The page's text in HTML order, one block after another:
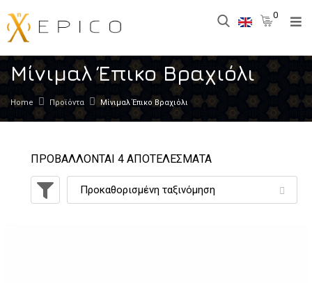
0
Μίνιμαλ Έπικο Βραχιόλι
Home Προϊόντα Μίνιμαλ Έπικο Βραχιόλι
ΠΡΟΒΑΛΛΟΝΤΑΙ 4 ΑΠΟΤΕΛΕΣΜΑΤΑ